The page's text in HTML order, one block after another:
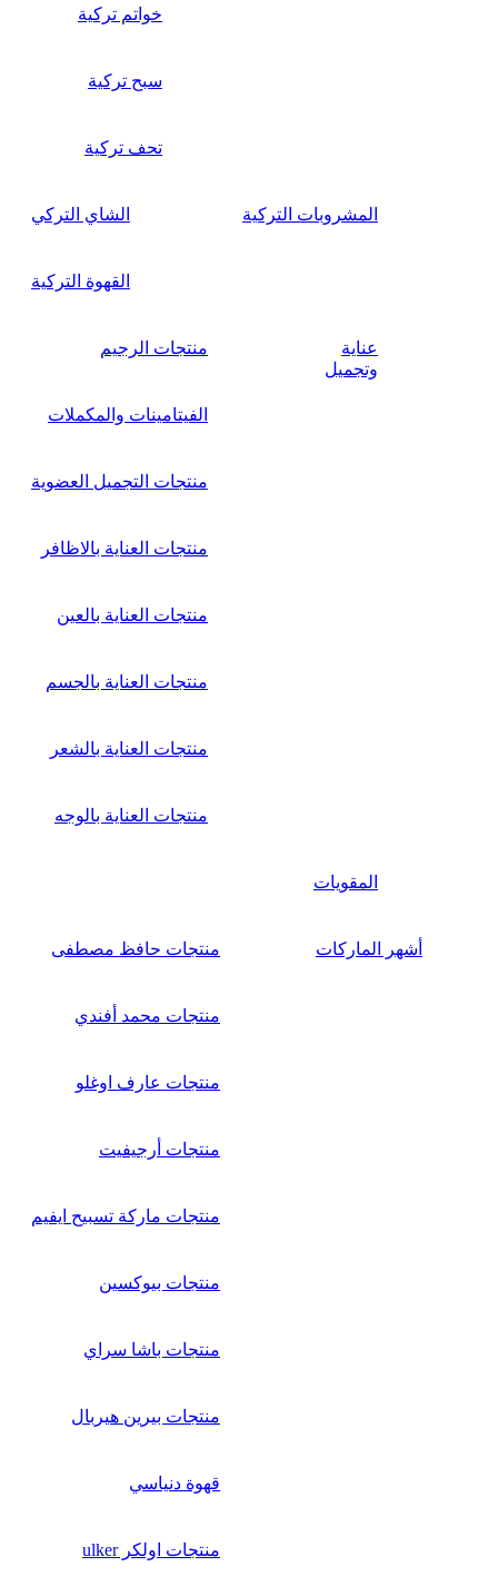
خواتم تركية
سبح تركية
تحف تركية
المشروبات التركية الشاي التركي
القهوة التركية
عناية
وتجميل
منتجات الرجيم
الفيتامينات والمكملات
منتجات التجميل العضوية
منتجات العناية بالاظافر
منتجات العناية بالعين
منتجات العناية بالجسم
منتجات العناية بالشعر
منتجات العناية بالوجه
المقويات
أشهر الماركات منتجات حافظ مصطفى
منتجات محمد أفندي
منتجات عارف اوغلو
منتجات أرجيفيت
منتجات ماركة تسبيح ايفيم
منتجات بيوكسين
منتجات باشا سراي
منتجات بيرين هيربال
قهوة دنياسي
منتجات اولكر ulker